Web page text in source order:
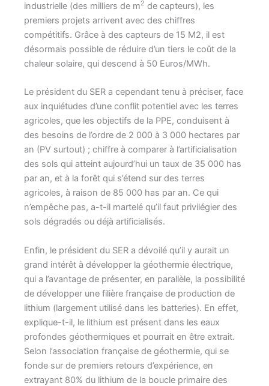
industrielle (des milliers de m2 de capteurs), les
premiers projets arrivent avec des chiffres
compétitifs. Grâce à des capteurs de 15 M2, il est
désormais possible de réduire d’un tiers le coût de la
chaleur solaire, qui descend à 50 Euros/MWh.
Le président du SER a cependant tenu à préciser, face
aux inquiétudes d’une conflit potentiel avec les terres
agricoles, que les objectifs de la PPE, conduisent à
des besoins de l’ordre de 2 000 à 3 000 hectares par
an (PV surtout) ; chiffre à comparer à l’artificialisation
des sols qui atteint aujourd’hui un taux de 35 000 has
par an, et à la forêt qui s’étend sur des terres
agricoles, à raison de 85 000 has par an. Ce qui
n’empêche pas, a-t-il martelé qu’il faut privilégier des
sols dégradés ou déjà artificialisés.
Enfin, le président du SER a dévoilé qu’il y aurait un
grand intérêt à développer la géothermie électrique,
qui a l’avantage de présenter, en parallèle, la possibilité
de développer une filière française de production de
lithium (largement utilisé dans les batteries). En effet,
explique-t-il, le lithium est présent dans les eaux
profondes géothermiques et pourrait en être extrait.
Selon l’association française de géothermie, qui se
fonde sur de premiers retours d’expérience, en
extrayant 80% du lithium de la boucle primaire des